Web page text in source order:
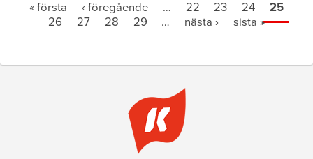
« första ‹ föregående … 22 23 24
25
26
27 28 29 … nästa › sista »